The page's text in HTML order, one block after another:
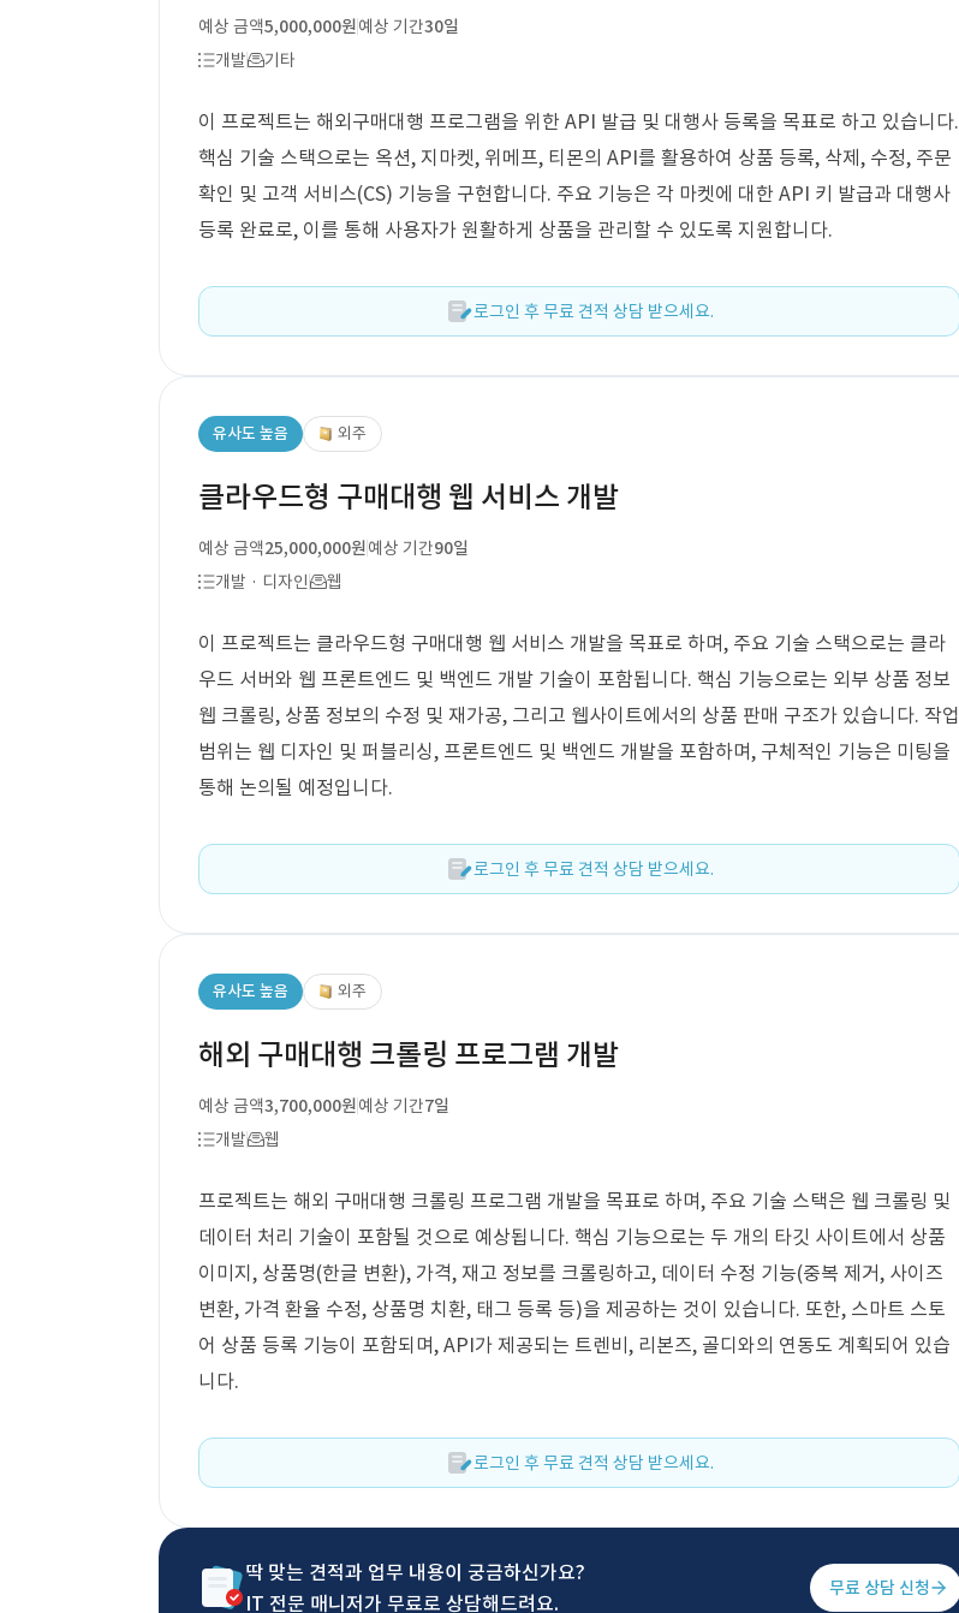
예상 금액5,000,000원예상 기간30일
개발
기타
이 프로젝트는 해외구매대행 프로그램을 위한 API 발급 및 대행사 등록을 목표로 하고 있습니다.
핵심 기술 스택으로는 옥션, 지마켓, 위메프, 티몬의 API를 활용하여 상품 등록, 삭제, 수정, 주문
확인 및 고객 서비스(CS) 기능을 구현합니다. 주요 기능은 각 마켓에 대한 API 키 발급과 대행사
등록 완료로, 이를 통해 사용자가 원활하게 상품을 관리할 수 있도록 지원합니다.
로그인 후 무료 견적 상담 받으세요.
유사도 높음 외주
클라우드형 구매대행 웹 서비스 개발
예상 금액25,000,000원예상 기간90일
개발 · 디자인
웹
이 프로젝트는 클라우드형 구매대행 웹 서비스 개발을 목표로 하며, 주요 기술 스택으로는 클라
우드 서버와 웹 프론트엔드 및 백엔드 개발 기술이 포함됩니다. 핵심 기능으로는 외부 상품 정보
웹 크롤링, 상품 정보의 수정 및 재가공, 그리고 웹사이트에서의 상품 판매 구조가 있습니다. 작업
범위는 웹 디자인 및 퍼블리싱, 프론트엔드 및 백엔드 개발을 포함하며, 구체적인 기능은 미팅을
통해 논의될 예정입니다.
로그인 후 무료 견적 상담 받으세요.
유사도 높음 외주
해외 구매대행 크롤링 프로그램 개발
예상 금액3,700,000원예상 기간7일
개발
웹
프로젝트는 해외 구매대행 크롤링 프로그램 개발을 목표로 하며, 주요 기술 스택은 웹 크롤링 및
데이터 처리 기술이 포함될 것으로 예상됩니다. 핵심 기능으로는 두 개의 타깃 사이트에서 상품
이미지, 상품명(한글 변환), 가격, 재고 정보를 크롤링하고, 데이터 수정 기능(중복 제거, 사이즈
변환, 가격 환율 수정, 상품명 치환, 태그 등록 등)을 제공하는 것이 있습니다. 또한, 스마트 스토
어 상품 등록 기능이 포함되며, API가 제공되는 트렌비, 리본즈, 골디와의 연동도 계획되어 있습
니다.
로그인 후 무료 견적 상담 받으세요.
딱 맞는 견적과 업무 내용이 궁금하신가요?
IT 전문 매니저가 무료로 상담해드려요.
무료 상담 신청